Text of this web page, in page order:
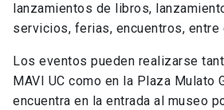
lanzamientos de libros,
servicios, ferias, encuentros, entre
Los eventos pueden realizarse
MAVI UC como en la Plaza Mulato
encuentra en la entrada al museo